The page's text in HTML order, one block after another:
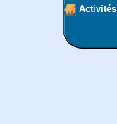
Activités